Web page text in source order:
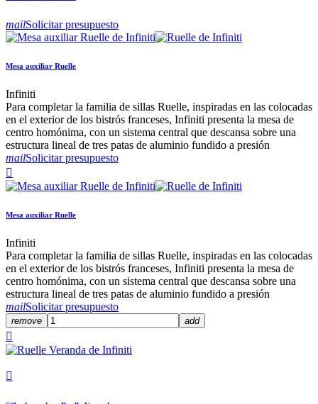
mailSolicitar presupuesto
Mesa auxiliar Ruelle
Infiniti
Para completar la familia de sillas Ruelle, inspiradas en las colocadas
en el exterior de los bistrós franceses, Infiniti presenta la mesa de
centro homónima, con un sistema central que descansa sobre una
estructura lineal de tres patas de aluminio fundido a presión
mailSolicitar presupuesto

Mesa auxiliar Ruelle
Infiniti
Para completar la familia de sillas Ruelle, inspiradas en las colocadas
en el exterior de los bistrós franceses, Infiniti presenta la mesa de
centro homónima, con un sistema central que descansa sobre una
estructura lineal de tres patas de aluminio fundido a presión
mailSolicitar presupuesto
remove add

